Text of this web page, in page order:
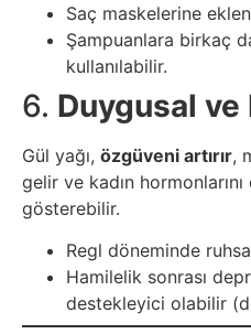
Kimdir
Kitap
Komedi
Kültür
Sanat
Metaverse
Saç maskelerine
Şampuanlara birkaç
kullanılabilir.
6. Duygusal ve
Gül yağı, özgüveni artırır,
gelir ve kadın
gösterebilir.
Regl döneminde
Hamilelik sonrası
destekleyici olabilir